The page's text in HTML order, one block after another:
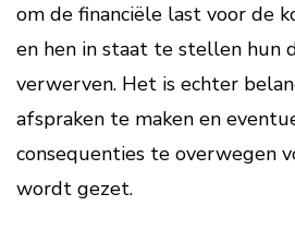
om de financiële last voor de
en hen in staat te stellen hun
verwerven. Het is echter
afspraken te maken en
consequenties te overwegen
wordt gezet.